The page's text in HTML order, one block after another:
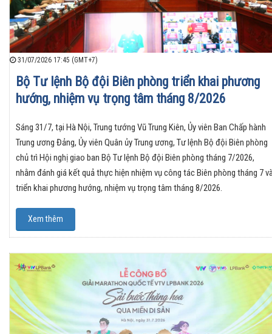
31/07/2026 17:45 (GMT+7)
Bộ Tư lệnh Bộ đội Biên phòng triển khai phương
hướng, nhiệm vụ trọng tâm tháng 8/2026
Sáng 31/7, tại Hà Nội, Trung tướng Vũ Trung Kiên, Ủy viên Ban Chấp hành
Trung ương Đảng, Ủy viên Quân ủy Trung ương, Tư lệnh Bộ đội Biên phòng
chủ trì Hội nghị giao ban Bộ Tư lệnh Bộ đội Biên phòng tháng 7/2026,
nhằm đánh giá kết quả thực hiện nhiệm vụ công tác Biên phòng tháng 7
triển khai phương hướng, nhiệm vụ trọng tâm tháng 8/2026.
Xem thêm